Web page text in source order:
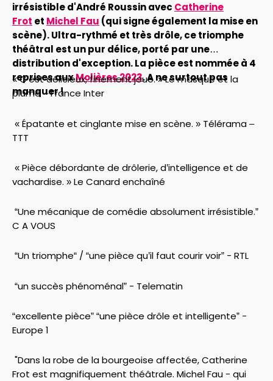
irrésistible d'André Roussin avec Catherine
Frot et Michel Fau (qui signe également la mise en
scène). Ultra-rythmé et très drôle, ce triomphe
théâtral est un pur délice, porté par une
distribution d'exception. La pièce est nommée à 4
reprises auxMolières 2023. A ne surtout pas
manquer !
« C’est délicieux, finement joué. » Le masque et la
plume – France Inter
« Épatante et cinglante mise en scène. » Télérama –
TTT
« Pièce débordante de drôlerie, d’intelligence et de
vachardise. » Le Canard enchaîné
“Une mécanique de comédie absolument irrésistible.”
C A VOUS
“Un triomphe“ / “une pièce qu’il faut courir voir” - RTL
“un succès phénoménal” - Telematin
“excellente pièce” “une pièce drôle et intelligente” -
Europe 1
"Dans la robe de la bourgeoise affectée, Catherine
Frot est magnifiquement théâtrale. Michel Fau - qui